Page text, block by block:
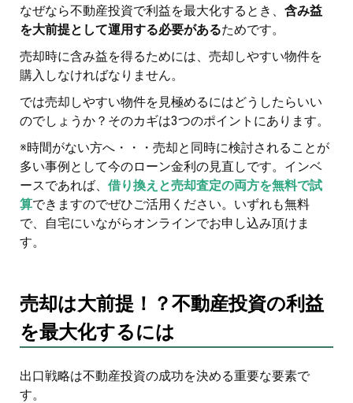
なぜなら不動産投資で利益を最大化するとき、 含み益
を大前提として運用する必要があるためです。
売却時に含み益を得るためには、売却しやすい物件を
購入しなければなりません。
では売却しやすい物件を見極めるにはどうしたらいい
のでしょうか？そのカギは3つのポイントにあります。
※時間がない方へ・・・売却と同時に検討されることが
多い事例として今のローン金利の見直しです。インベ
ースであれば、 借り換えと売却査定の両方を無料で試
算できますのでぜひご活用ください。いずれも無料
で、自宅にいながらオンラインでお申し込み頂けま
す。
売却は大前提！？不動産投資の利益
を最大化するには
出口戦略は不動産投資の成功を決める重要な要素で
す。